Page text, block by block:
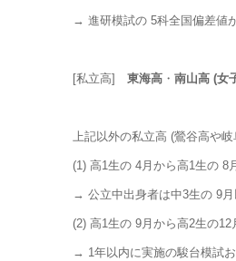
→ 進研模試の 5科全国偏差値
[私立高] 東海高・ 南山高 (女
上記以外の私立高 (鶯谷高や
(1) 高1生の 4月から高1生の 8月
→ 公立中出身者は中3生の 9月
(2) 高1生の 9月から高2生の12
→ 1年以内に実施の駿台模試